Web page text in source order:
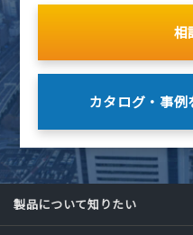
相
カタログ・事例
製品について知りたい